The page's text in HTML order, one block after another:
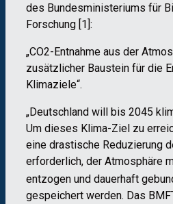
des Bundesministeriums für
Forschung [1]:
„CO2-Entnahme aus der
zusätzlicher Baustein für die
Klimaziele“.
„Deutschland will bis 2045
Um dieses Klima-Ziel zu
eine drastische Reduzierung
erforderlich, der Atmosphäre
entzogen und dauerhaft
gespeichert werden. Das